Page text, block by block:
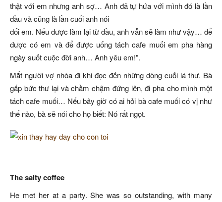
thật với em nhưng anh sợ… Anh đã tự hứa với mình đó là lần
đầu và cũng là lần cuối anh nói
dối em. Nếu được làm lại từ đầu, anh vẫn sẽ làm như vậy… để
được có em và để được uống tách cafe muối em pha hàng
ngày suốt cuộc đời anh… Anh yêu em!”.
Mắt người vợ nhòa đi khi đọc đến những dòng cuối lá thư. Bà
gấp bức thư lại và chầm chậm đứng lên, đi pha cho mình một
tách cafe muối… Nếu bây giờ có ai hỏi bà cafe muối có vị như
thế nào, bà sẽ nói cho họ biết: Nó rất ngọt.
The salty coffee
He met her at a party. She was so outstanding, with many